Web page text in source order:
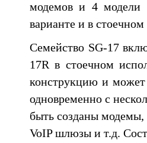
модемов и 4 модели
варианте и в
Семейство SG-17
17R в стоечном
конструкцию и может
одновременно с
быть созданы модемы,
VoIP шлюзы и т.д.